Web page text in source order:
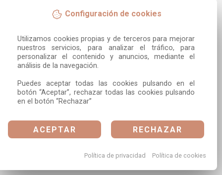
Configuración de cookies
Utilizamos cookies propias y de terceros para mejorar
nuestros servicios, para analizar el tráfico, para
personalizar el contenido y anuncios, mediante el
análisis de la navegación.
Puedes aceptar todas las cookies pulsando en el
botón “Aceptar”, rechazar todas las cookies pulsando
en el botón “Rechazar”
ACEPTAR RECHAZAR
Política de privacidad Política de cookies